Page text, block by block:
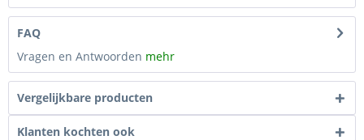
FAQ
Vragen en Antwoorden mehr
Vergelijkbare producten
Klanten kochten ook